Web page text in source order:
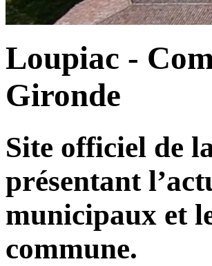
Loupiac -
Gironde
Site officiel de
présentant
municipaux et
commune.